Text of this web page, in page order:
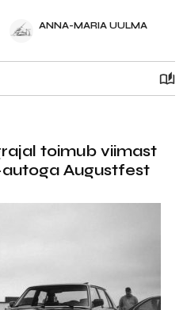
ANNA-MARIA UULMA
toimub viimast
Augustfest